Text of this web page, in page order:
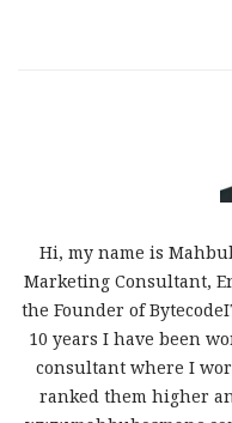
Hi, my name is
Marketing Consultant,
the Founder of
10 years I have been
consultant where I
ranked them higher